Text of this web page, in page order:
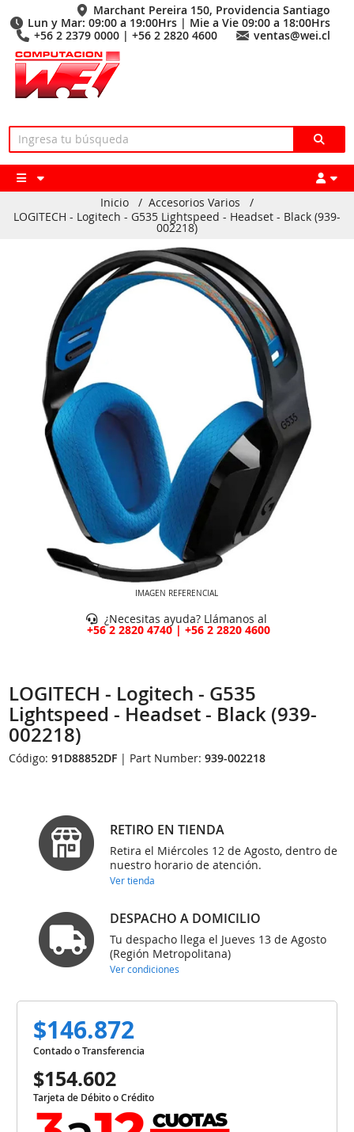
Marchant Pereira 150, Providencia Santiago
Lun y Mar: 09:00 a 19:00Hrs | Mie a Vie 09:00 a 18:00Hrs
+56 2 2379 0000 | +56 2 2820 4600
ventas@wei.cl
Inicio / Accesorios Varios
/
LOGITECH - Logitech - G535 Lightspeed - Headset - Black (939-
002218)
IMAGEN REFERENCIAL
¿Necesitas ayuda? Llámanos al
+56 2 2820 4740 | +56 2 2820 4600
LOGITECH - Logitech - G535
Lightspeed - Headset - Black (939-
002218)
Código:91D88852DF | Part Number:939-002218
RETIRO EN TIENDA
Retira el Miércoles 12 de Agosto, dentro de
nuestro horario de atención.
Ver tienda
DESPACHO A DOMICILIO
Tu despacho llega el Jueves 13 de Agosto
(Región Metropolitana)
Ver condiciones
$146.872
Contado o Transferencia
$154.602
Tarjeta de Débito o Crédito